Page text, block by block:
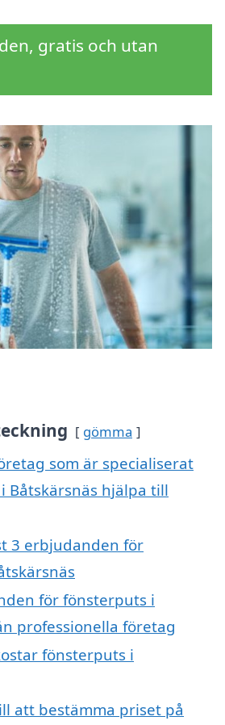
gratis och utan
gömma
som är specialiserat
Båtskärsnäs hjälpa till
3 erbjudanden för
för fönsterputs i
professionella företag
fönsterputs i
att bestämma priset på